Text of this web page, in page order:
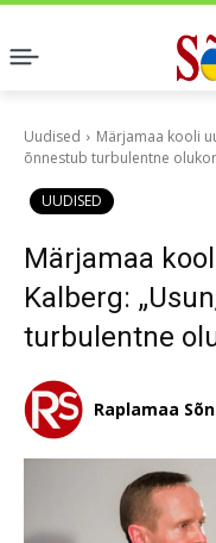
Uudised
Märjamaa kooli
õnnestub turbulentne
UUDISED
Märjamaa
Kalberg:
turbulentne
Raplamaa